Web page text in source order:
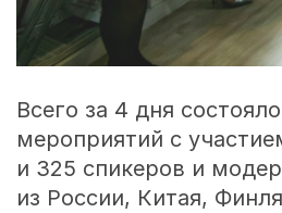
Всего за 4 дня
мероприятий с
и 325 спикеров и
из России, Китая,